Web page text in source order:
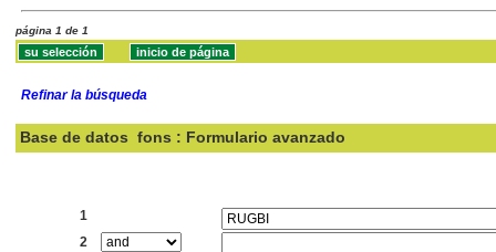
página 1 de 1
Refinar la búsqueda
Base de datos fons : Formulario avanzado
1
2